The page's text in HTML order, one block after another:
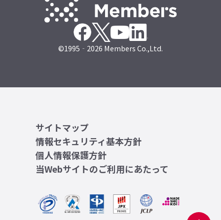
©1995‐2026 Members Co.,Ltd.
サイトマップ
情報セキュリティ基本方針
個人情報保護方針
当Webサイトのご利用にあたって